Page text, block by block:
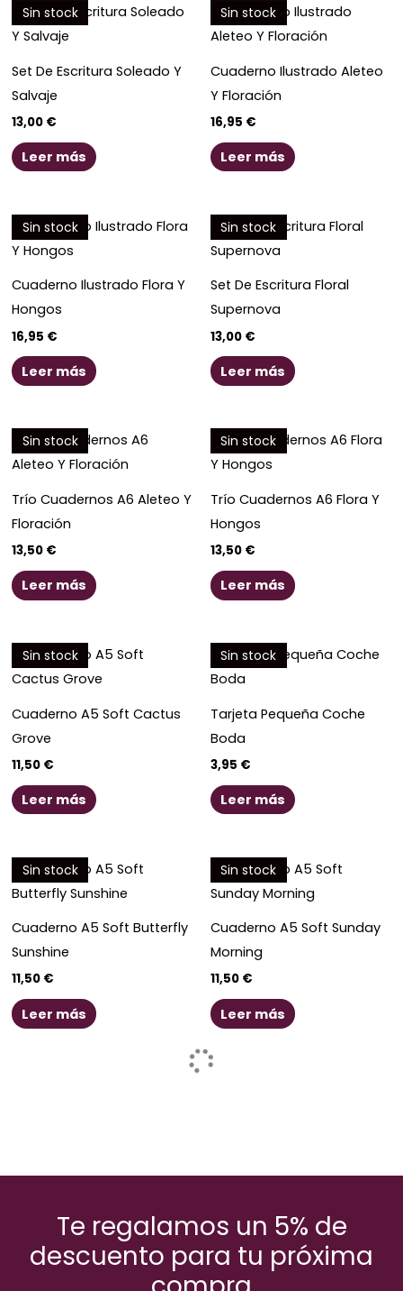
Sin stock
Set De Escritura Soleado Y
Salvaje
13,00 €
Leer más
Sin stock
Cuaderno Ilustrado Aleteo
Y Floración
16,95 €
Leer más
Sin stock
Cuaderno Ilustrado Flora Y
Hongos
16,95 €
Leer más
Sin stock
Set De Escritura Floral
Supernova
13,00 €
Leer más
Sin stock
Trío Cuadernos A6 Aleteo Y
Floración
13,50 €
Leer más
Sin stock
Trío Cuadernos A6 Flora Y
Hongos
13,50 €
Leer más
Sin stock
Cuaderno A5 Soft Cactus
Grove
11,50 €
Leer más
Sin stock
Tarjeta Pequeña Coche
Boda
3,95 €
Leer más
Sin stock
Cuaderno A5 Soft Butterfly
Sunshine
11,50 €
Leer más
Sin stock
Cuaderno A5 Soft Sunday
Morning
11,50 €
Leer más
Te regalamos un 5% de
descuento para tu próxima